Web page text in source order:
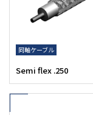
同軸ケーブル
Semi flex .250